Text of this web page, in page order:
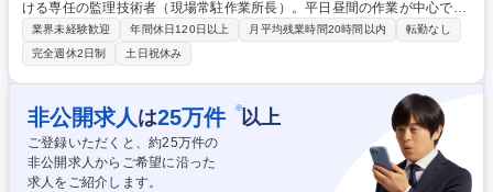
ける専任の監理技術者（現場常駐作業所長）。平日昼間の作業が中心で
す。エンドユーザー（居住者・管理組合）とコミュニケーションでき、直
接感謝されるやりがいが味わえます。 【詳細】大規模修繕工事における施
工計画作成、管理組合・協力会社との調整、安全・工程・品質・顧客管
理、アフターサービス ※営業にて受発注行為は済ませ引き継ぐため、業者
選定、予算管理、清算等の業務は原則なし。 ※変更の範囲：原則として変
更はない 募集職種 【仙台】監理技術者(建築)/選考1回/残業月10h/転勤無/
ベテランの方大歓迎！
業界未経験歓迎 年間休日120日以上 月平均残業時間20時間以内
転勤なし
完全週休2日制
土日祝休み
非公開求人 は25万件 ※以上
ご登録いただくと、約25万件の
非公開求人からご希望に沿った
求人をご紹介します。